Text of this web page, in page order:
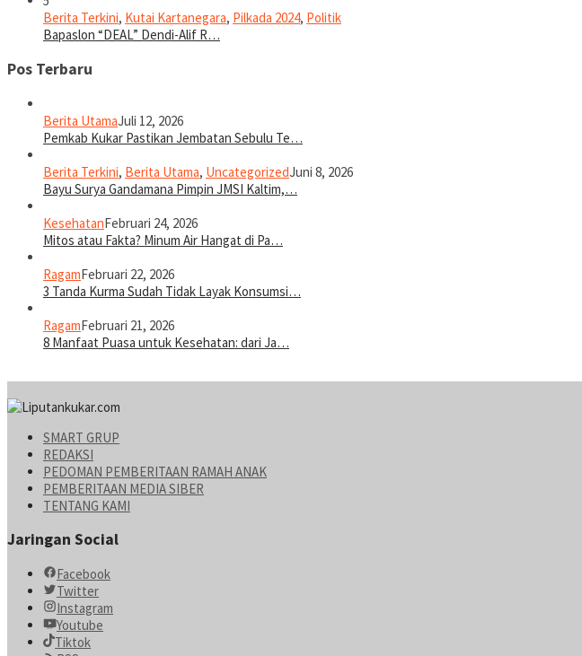
Berita Terkini, Kutai Kartanegara, Pilkada 2024, Politik
Bapaslon “DEAL” Dendi-Alif R…
Pos Terbaru
Berita UtamaJuli 12, 2026
Pemkab Kukar Pastikan Jembatan Sebulu Te…
Berita Terkini, Berita Utama, UncategorizedJuni 8, 2026
Bayu Surya Gandamana Pimpin JMSI Kaltim,…
KesehatanFebruari 24, 2026
Mitos atau Fakta? Minum Air Hangat di Pa…
RagamFebruari 22, 2026
3 Tanda Kurma Sudah Tidak Layak Konsumsi…
RagamFebruari 21, 2026
8 Manfaat Puasa untuk Kesehatan: dari Ja…
SMART GRUP
REDAKSI
PEDOMAN PEMBERITAAN RAMAH ANAK
PEMBERITAAN MEDIA SIBER
TENTANG KAMI
Jaringan Social
Facebook
Twitter
Instagram
Youtube
Tiktok